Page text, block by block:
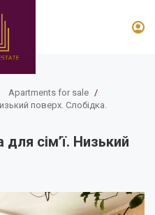
Apartments for sale /
поверх. Слобідка.
сімʼї. Низький